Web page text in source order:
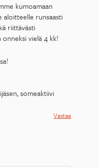
kumoamaan
aloitteelle runsaasti
riittävästi
vielä 4 kk!
someaktiivi
Vastaa